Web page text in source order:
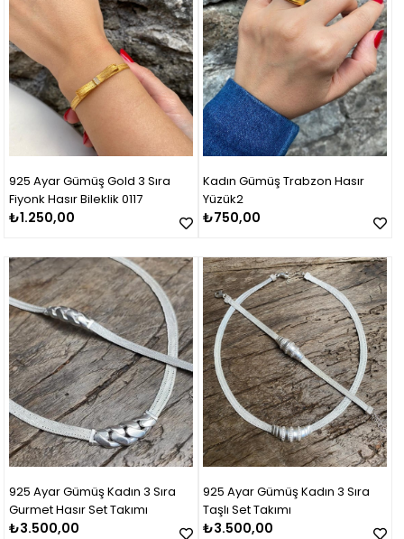
925 Ayar Gümüş Gold 3 Sıra
Fiyonk Hasır Bileklik 0117
₺1.250,00
Kadın Gümüş Trabzon Hasır
Yüzük2
₺750,00
925 Ayar Gümüş Kadın 3 Sıra
Gurmet Hasır Set Takımı
₺3.500,00
925 Ayar Gümüş Kadın 3 Sıra
Taşlı Set Takımı
₺3.500,00